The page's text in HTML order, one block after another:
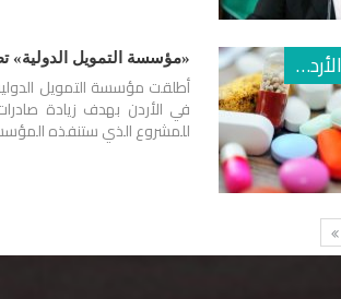
سوق الدواء الأردني «مؤسسة التمويل الدولية»
أطلقت مؤسسة التمويل
في الأردن بهدف زيادة
للمشروع الذي ستنفذه المؤسسة حتى عام 2027